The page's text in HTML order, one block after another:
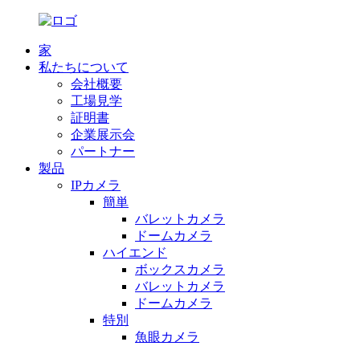
家
私たちについて
会社概要
工場見学
証明書
企業展示会
パートナー
製品
IPカメラ
簡単
バレットカメラ
ドームカメラ
ハイエンド
ボックスカメラ
バレットカメラ
ドームカメラ
特別
魚眼カメラ